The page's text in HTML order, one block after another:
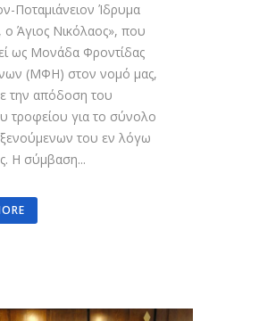
Ποταμιάνειον Ίδρυμα
ο Άγιος Νικόλαος», που
ως Μονάδα Φροντίδας
(ΜΦΗ) στον νομό μας,
την απόδοση του
τροφείου για το σύνολο
του εν λόγω
Η σύμβαση...